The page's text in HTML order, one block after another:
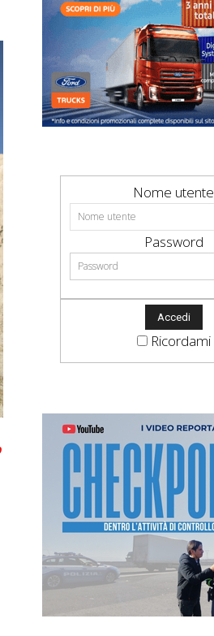
Nome utente
Password
Ricordami